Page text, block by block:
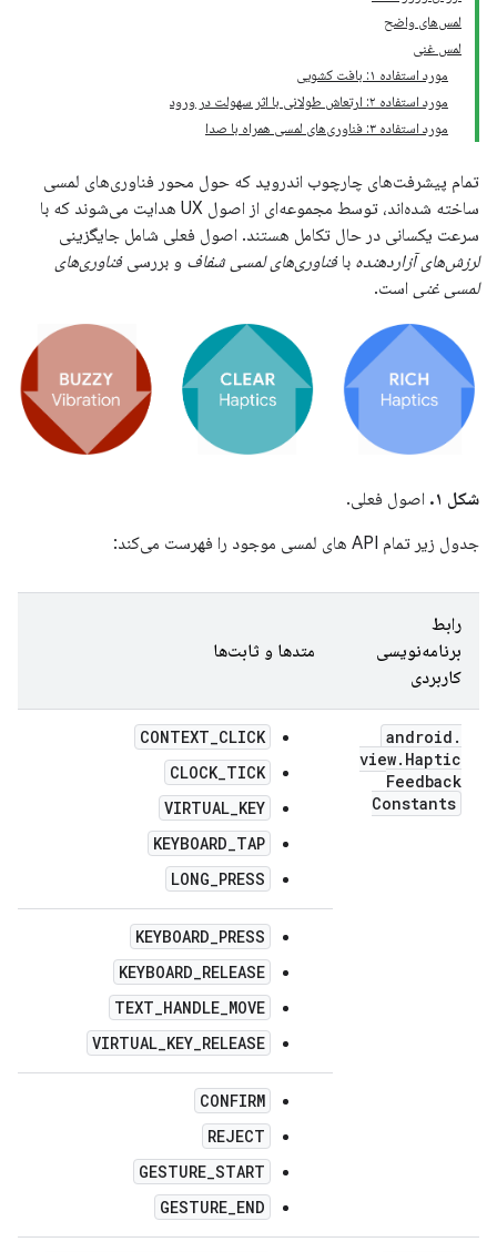
لمس‌های واضح
لمس غنی
مورد استفاده ۱: بافت کشویی
مورد استفاده ۲: ارتعاش طولانی با اثر سهولت در ورود
مورد استفاده ۳: فناوری‌های لمسی همراه با صدا
تمام پیشرفت‌های چارچوب اندروید که حول محور فناوری‌های لمسی
ساخته شده‌اند، توسط مجموعه‌ای از اصول UX هدایت می‌شوند که با
سرعت یکسانی در حال تکامل هستند. اصول فعلی شامل جایگزینی
لرزش‌های آزاردهنده بافناوری‌های لمسی شفاف و بررسیفناوری‌های
لمسی غنی است.
شکل ۱.
اصول فعلی.
جدول زیر تمام API های لمسی موجود را فهرست می‌کند:
رابط
برنامه‌نویسی
کاربردی
متدها و ثابت‌ها
android .
view. Haptic
Feedback
Constants
CONTEXT_CLICK
CLOCK_TICK
VIRTUAL_KEY
KEYBOARD_TAP
LONG_PRESS
KEYBOARD_PRESS
KEYBOARD_RELEASE
TEXT_HANDLE_MOVE
VIRTUAL_KEY_RELEASE
CONFIRM
REJECT
GESTURE_START
GESTURE_END